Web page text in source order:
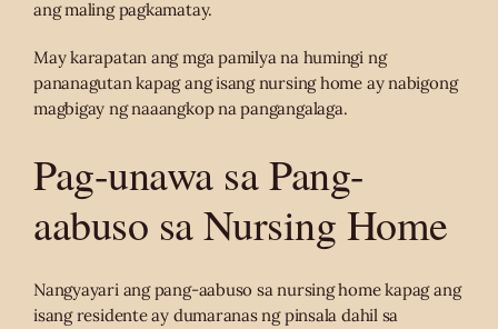
ang maling pagkamatay.
May karapatan ang mga pamilya na humingi ng
pananagutan kapag ang isang nursing home ay nabigong
magbigay ng naaangkop na pangangalaga.
Pag-unawa sa Pang-
aabuso sa Nursing Home
Nangyayari ang pang-aabuso sa nursing home kapag ang
isang residente ay dumaranas ng pinsala dahil sa